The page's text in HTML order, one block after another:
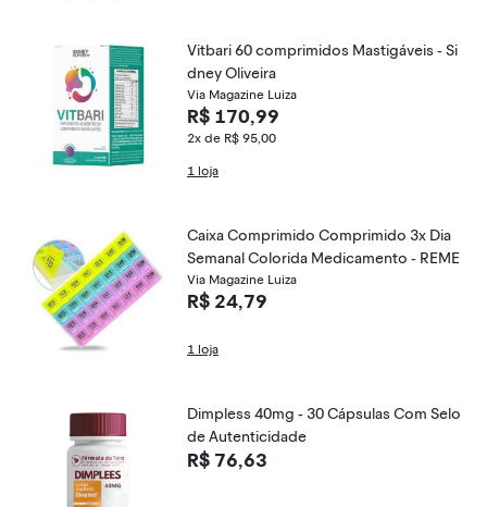
Vitbari 60 comprimidos Mastigáveis - Si
dney Oliveira
Via Magazine Luiza
R$ 170,99
2x de R$ 95,00
1 loja
Caixa Comprimido Comprimido 3x Dia
Semanal Colorida Medicamento - REME
Via Magazine Luiza
R$ 24,79
1 loja
Dimpless 40mg - 30 Cápsulas Com Selo
de Autenticidade
R$ 76,63